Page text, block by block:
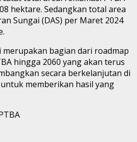
hektare. Sedangkan total area
Sungai (DAS) per Maret 2024
bagian dari roadmap
hingga 2060 yang akan terus
secara berkelanjutan di
memberikan hasil yang